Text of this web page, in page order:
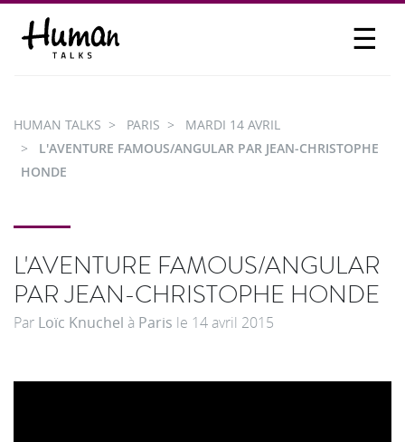
☰
PARTICIPER
HUMAN TALKS PARIS
MARDI 14 AVRIL
L'AVENTURE FAMOUS/ANGULAR PAR JEAN-CHRISTOPHE
HONDE
L'AVENTURE FAMOUS/ANGULAR
PAR JEAN-CHRISTOPHE HONDE
Par Loïc Knuchel à Paris le 14 avril 2015